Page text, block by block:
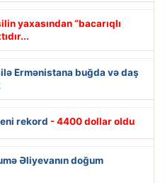
yaxasından “bacarıqlı
Ermənistana buğda və daş
rekord - 4400 dollar oldu
Əliyevanın doğum